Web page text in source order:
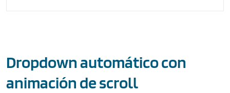
Dropdown automático con
animación de scroll